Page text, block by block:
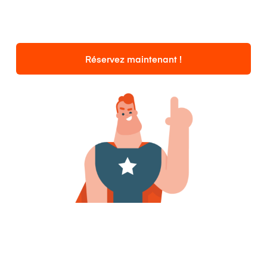
Réservez maintenant !